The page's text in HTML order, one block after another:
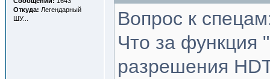
Откуда: Легендарный
ШУ...
Вопрос к
Что за функция
разрешения